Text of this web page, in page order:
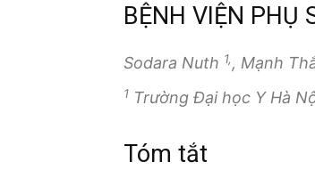
BỆNH VIỆN PHỤ
Sodara Nuth 1,, Mạnh
1 Trường Đại học Y Hà
Tóm tắt